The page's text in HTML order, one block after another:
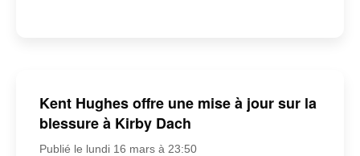
Kent Hughes offre une mise à jour sur la
blessure à Kirby Dach
Publié le lundi 16 mars à 23:50